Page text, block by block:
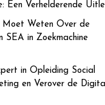
Een Verhelderende
Moet Weten Over de
SEA in Zoekmachine
in Opleiding Social
en Verover de